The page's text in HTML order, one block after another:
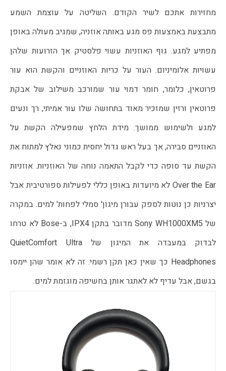
מחזירות אתכם לשיר הקודם. השליטה על עוצמת השמע
מתבצעת באמצעות פס מגע באותה אוזניה, שמגיב מעולה באופן
מפתיע למגע. גוף האוזניות עשוי פלסטיק אך הזרועות שלהן
עשויות אלומיניום. העור על כריות האוזניים והקשת הוא עור
פרוטאין, כלומר, חומר דמוי עור שמורכב משילוב של אבקת
פרוטאין ורזין שמזכיר מאוד בתחושה שלו עור אמיתי, רך ונעים
למגע ולשימוש ממושך. מידת הלחץ שמפעילה הקשת על
האוזניים סבירה, אך בעל ראש גדול יחסית כמוני נאלץ למתוח את
הקשת עד סופה כדי לקבל התאמה נוחה של האוזניות. אוזניות
Over the Ear לא מיועדות באופן כללי לפעילות ספורטיבית אבל
יצרניות כן נוטות לספק עבורן מיגון' סמלי לפחות' למים. במקרה
של Sony WH1000XM5 מדובר בתקן IPX4, ב-Bose לא טרחו
לבדוק במעבדה את המיגון של QuietComfort Ultra
Headphones כך שאין כאן תקן רשמי. זה לא אומר שהן יימסו
בגשם, אבל עדיף לא לאתגר אותן בחשיפה מוגזמת למים.